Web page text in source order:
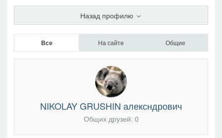
В друзья Фото Видео Написать сообщение
Назад профилю
Все На сайте Общие
NIKOLAY GRUSHIN алексндрович
Общих друзей: 0